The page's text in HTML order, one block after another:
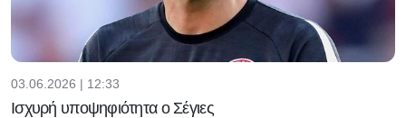
03.06.2026 | 12:33
Ισχυρή υποψηφιότητα ο Σέγιες